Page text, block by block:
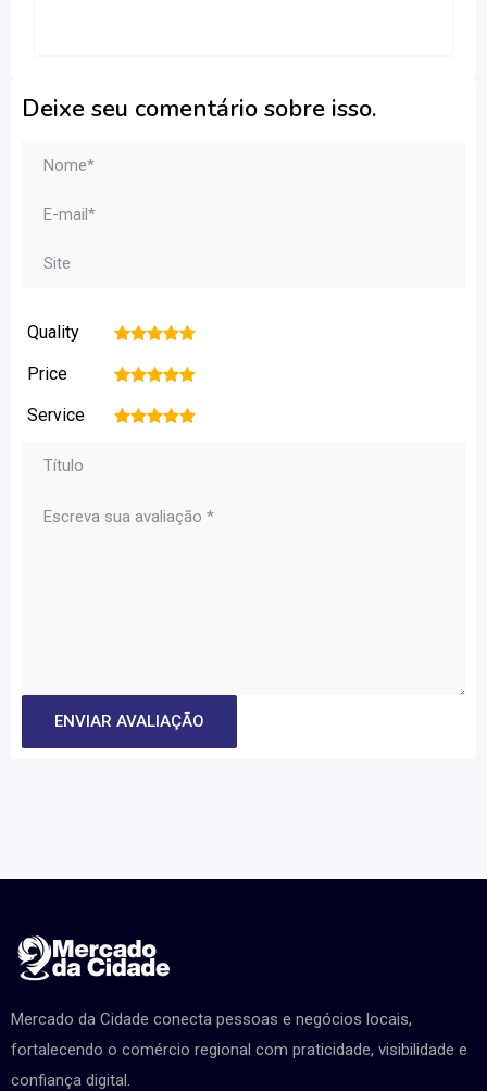
Deixe seu comentário sobre isso.
Quality 5
4
3
2
Price 5
4
3
2
Service 5
4
3
2
Mercado da Cidade conecta pessoas e negócios locais,
fortalecendo o comércio regional com praticidade, visibilidade e
confiança digital.